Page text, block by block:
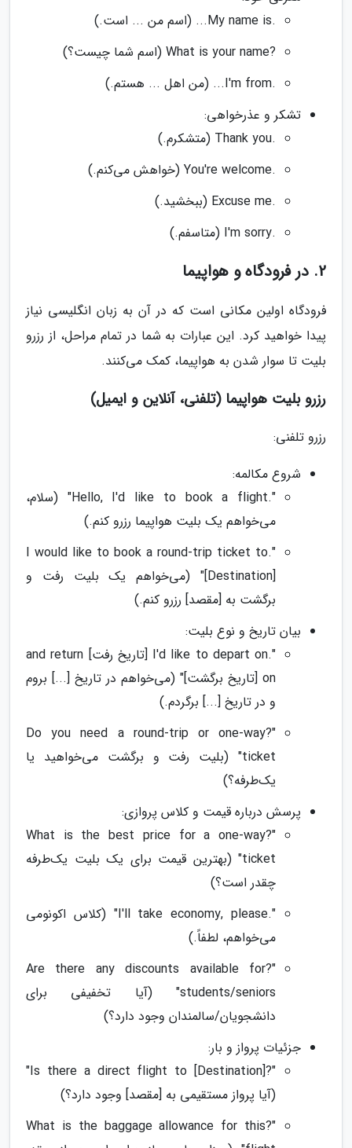
.My name is... (اسم من ... است.)
?What is your name (اسم شما چیست؟)
.I'm from... (من اهل ... هستم.)
تشکر و عذرخواهی:
.Thank you (متشکرم.)
.You're welcome (خواهش می‌کنم.)
.Excuse me (ببخشید.)
.I'm sorry (متاسفم.)
2. در فرودگاه و هواپیما
فرودگاه اولین مکانی است که در آن به زبان انگلیسی نیاز
پیدا خواهید کرد. این عبارات به شما در تمام مراحل، از رزرو
بلیت تا سوار شدن به هواپیما، کمک می‌کنند.
رزرو بلیت هواپیما (تلفنی، آنلاین و ایمیل)
رزرو تلفنی:
شروع مکالمه:
".Hello, I'd like to book a flight" (سلام،
می‌خواهم یک بلیت هواپیما رزرو کنم.)
".I would like to book a round-trip ticket to
[Destination]" (می‌خواهم یک بلیت رفت و
برگشت به [مقصد] رزرو کنم.)
بیان تاریخ و نوع بلیت:
".I'd like to depart on [تاریخ رفت] and return
on [تاریخ برگشت]" (می‌خواهم در تاریخ [...] بروم
و در تاریخ [...] برگردم.)
"?Do you need a round-trip or one-way
ticket" (بلیت رفت و برگشت می‌خواهید یا
یک‌طرفه؟)
پرسش درباره قیمت و کلاس پروازی:
"?What is the best price for a one-way
ticket" (بهترین قیمت برای یک بلیت یک‌طرفه
چقدر است؟)
".I'll take economy, please" (کلاس اکونومی
می‌خواهم، لطفاً.)
"?Are there any discounts available for
students/seniors" (آیا تخفیفی برای
دانشجویان/سالمندان وجود دارد؟)
جزئیات پرواز و بار:
"?Is there a direct flight to [Destination]"
(آیا پرواز مستقیمی به [مقصد] وجود دارد؟)
"?What is the baggage allowance for this